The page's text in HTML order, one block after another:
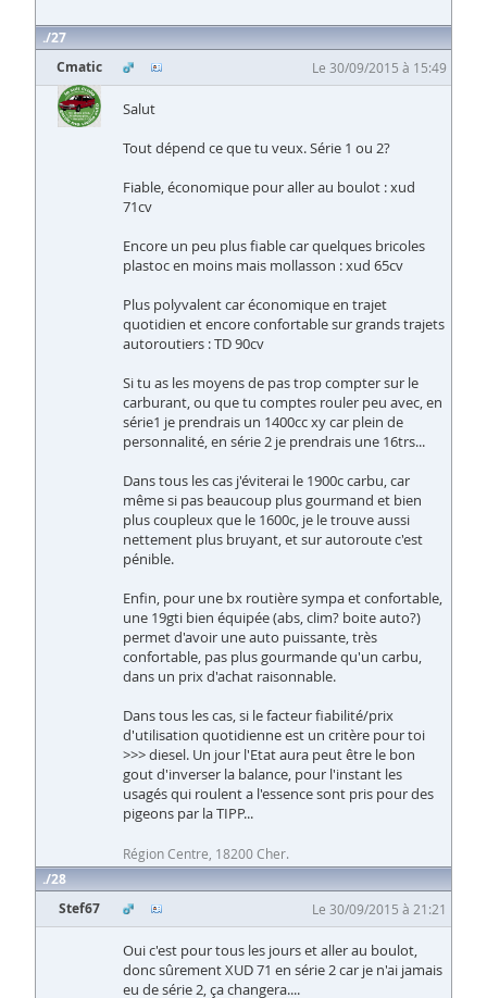
27
Cmatic
Le 30/09/2015 à 15:49
Salut
Tout dépend ce que tu veux. Série 1 ou 2?
Fiable, économique pour aller au boulot : xud
71cv
Encore un peu plus fiable car quelques bricoles
plastoc en moins mais mollasson : xud 65cv
Plus polyvalent car économique en trajet
quotidien et encore confortable sur grands trajets
autoroutiers : TD 90cv
Si tu as les moyens de pas trop compter sur le
carburant, ou que tu comptes rouler peu avec, en
série1 je prendrais un 1400cc xy car plein de
personnalité, en série 2 je prendrais une 16trs...
Dans tous les cas j'éviterai le 1900c carbu, car
même si pas beaucoup plus gourmand et bien
plus coupleux que le 1600c, je le trouve aussi
nettement plus bruyant, et sur autoroute c'est
pénible.
Enfin, pour une bx routière sympa et confortable,
une 19gti bien équipée (abs, clim? boite auto?)
permet d'avoir une auto puissante, très
confortable, pas plus gourmande qu'un carbu,
dans un prix d'achat raisonnable.
Dans tous les cas, si le facteur fiabilité/prix
d'utilisation quotidienne est un critère pour toi
>>> diesel. Un jour l'Etat aura peut être le bon
gout d'inverser la balance, pour l'instant les
usagés qui roulent a l'essence sont pris pour des
pigeons par la TIPP...
Région Centre, 18200 Cher.
28
Stef67
Le 30/09/2015 à 21:21
Oui c'est pour tous les jours et aller au boulot,
donc sûrement XUD 71 en série 2 car je n'ai jamais
eu de série 2, ça changera....